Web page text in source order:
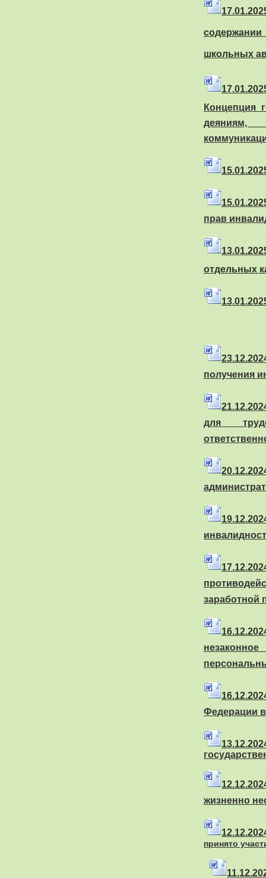
17.01
школьных
17.01
Концепция
деяниям,
15.01
15.01
прав
13.01
отдельных
13.01
23.
получения
21.
для
20.
19.
17.
заработной
16.
16.
Федерации
13.
12.
жизненно
12.
принято
11.